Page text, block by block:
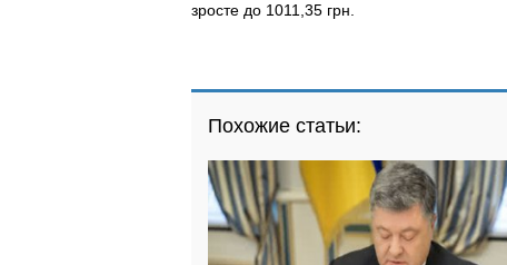
зросте до 1011,35 грн.
Похожие статьи: